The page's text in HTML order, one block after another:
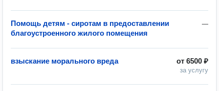
—
Помощь детям - сиротам в предоставлении
благоустроенного жилого помещения
от 6500 ₽
за услугу
взыскание морального вреда